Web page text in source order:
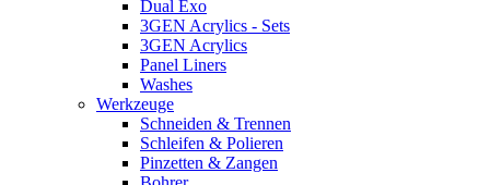
Dual Exo
3GEN Acrylics - Sets
3GEN Acrylics
Panel Liners
Washes
Werkzeuge
Schneiden & Trennen
Schleifen & Polieren
Pinzetten & Zangen